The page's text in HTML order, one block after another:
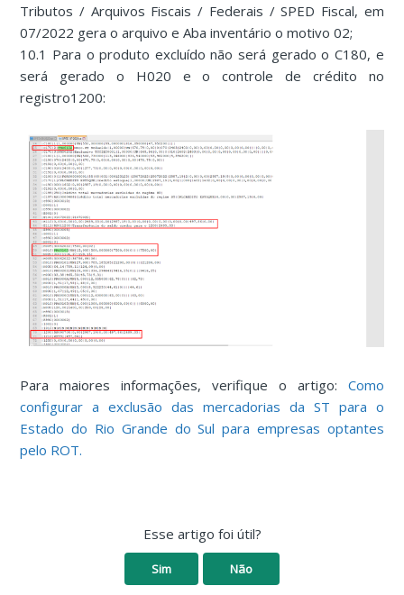
Tributos / Arquivos Fiscais / Federais / SPED Fiscal, em
07/2022 gera o arquivo e Aba inventário o motivo 02;
10.1 Para o produto excluído não será gerado o C180, e
será gerado o H020 e o controle de crédito no
registro1200:
Para maiores informações, verifique o artigo: Como
configurar a exclusão das mercadorias da ST para o
Estado do Rio Grande do Sul para empresas optantes
pelo ROT.
Esse artigo foi útil?
Sim Não